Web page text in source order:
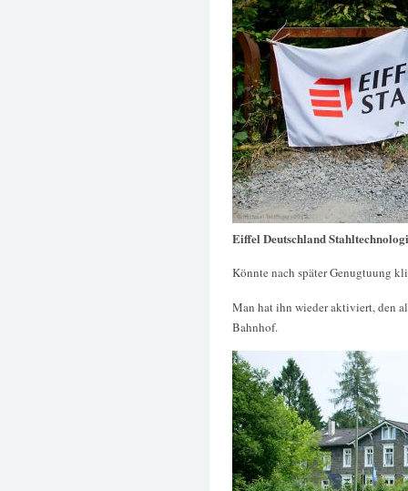
Eiffel Deutschland
Könnte nach später Genugtuung
Man hat ihn wieder aktiviert, den
Bahnhof.